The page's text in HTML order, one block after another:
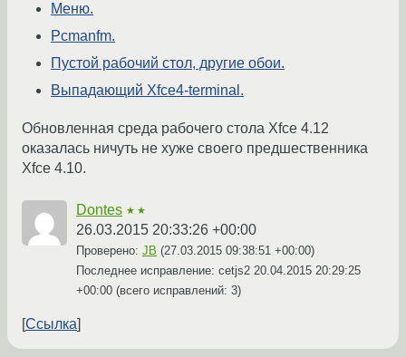
Меню.
Pcmanfm.
Пустой рабочий стол, другие обои.
Выпадающий Xfce4-terminal.
Обновленная среда рабочего стола Xfce 4.12
оказалась ничуть не хуже своего предшественника
Xfce 4.10.
Dontes ★★
26.03.2015 20:33:26 +00:00
Проверено: JB (27.03.2015 09:38:51 +00:00)
Последнее исправление: cetjs2 20.04.2015 20:29:25
+00:00 (всего исправлений: 3)
Ссылка